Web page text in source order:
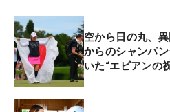
ーシャワーが禁止されてい
誰も“シャンパンファイト”
四苦八苦したという。
まず、あのシャンパンは大
空から日の丸、
からのシャンパ
いた“エビアンの